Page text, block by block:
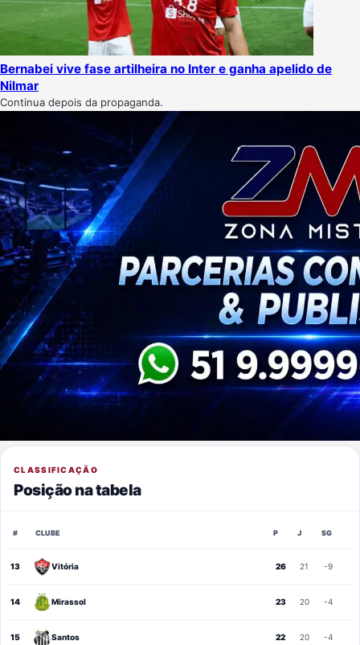
Bernabei vive fase artilheira no Inter e ganha apelido de
Nilmar
Continua depois da propaganda.
CLASSIFICAÇÃO
Posição na tabela
# CLUBE P J SG
13 Vitória 26 21 -9
14 Mirassol 23 20 -4
15 Santos 22 20 -4